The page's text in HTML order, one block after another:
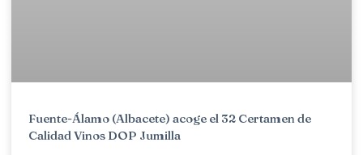
Fuente-Álamo (Albacete) acoge el 32 Certamen de
Calidad Vinos DOP Jumilla